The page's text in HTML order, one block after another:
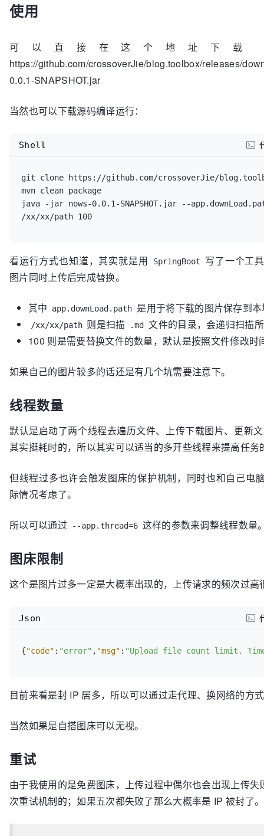
使用
可以直接在这个地址下载
https://github.com/crossoverJie/blog.toolbox/releases/
0.0.1-SNAPSHOT.jar
当然也可以下载源码编译运行：
git clone https://github.com/crossoverJie/
mvn clean package
java -jar nows-0.0.1-SNAPSHOT.jar --
Shell
看运行方式也知道，其实就是用 SpringBoot
写了一个工
图片同时上传后完成替换。
其中 app.downLoad.path 是用于将下载的图片保存到
/xx/xx/path 则是扫描 .md
文件的目录，会递归扫描
100 则是需要替换文件的数量，默认是按照文件修改时
如果自己的图片较多的话还是有几个坑需要注意下。
线程数量
默认是启动了两个线程去遍历文件、上传下载图片、更新
其实挺耗时的，所以其实可以适当的多开些线程来提高任务
但线程过多也许会触发图床的保护机制，同时也和自己电
际情况考虑了。
所以可以通过 --app.thread=6 这样的参数来调整线程数量
图床限制
这个是图片过多一定是大概率出现的，上传请求的频次过高
{"code" : "error" , "msg" : "Upload file count limit.
Json
目前来看是封 IP 居多，所以可以通过走代理、换网络的方
当然如果是自搭图床可以无视。
重试
由于我使用的是免费图床，上传过程中偶尔也会出现上传
次重试机制的；如果五次都失败了那么大概率是 IP 被封了。